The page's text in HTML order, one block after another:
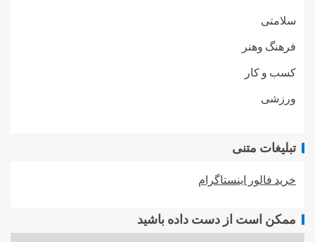
سلامتی
فرهنگ وهنر
کسب و کار
ورزشی
تبلیغات متنی
خرید فالور اینستاگرام
ممکن است از دست داده باشید